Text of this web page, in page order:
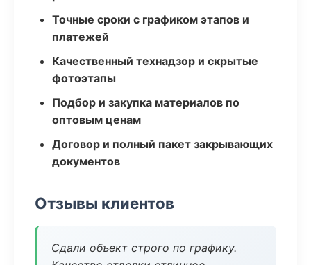
Точные сроки с графиком этапов и
платежей
Качественный технадзор и скрытые
фотоэтапы
Подбор и закупка материалов по
оптовым ценам
Договор и полный пакет закрывающих
документов
Отзывы клиентов
Сдали объект строго по графику.